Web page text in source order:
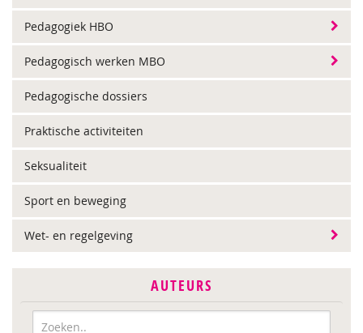
Pedagogiek HBO
Pedagogisch werken MBO
Pedagogische dossiers
Praktische activiteiten
Seksualiteit
Sport en beweging
Wet- en regelgeving
AUTEURS